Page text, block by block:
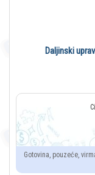
Daljinski
Gotovina, pouzeće,